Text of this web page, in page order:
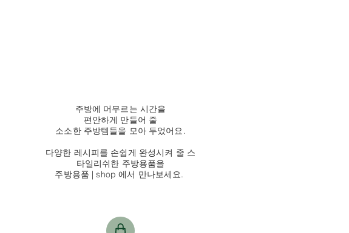
주방에 머무르는 시간을
편안하게 만들어 줄
소소한 주방템들을 모아 두었어요.
다양한 레시피를 손쉽게 완성시켜 줄 스
타일리쉬한 주방용품을
주방용품 | shop 에서 만나보세요.